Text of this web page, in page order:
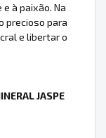
à paixão. Na
precioso para
e libertar o
JASPE